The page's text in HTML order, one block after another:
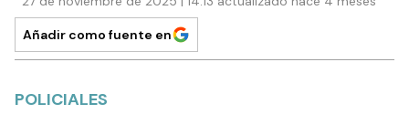
Añadir como fuente en
POLICIALES